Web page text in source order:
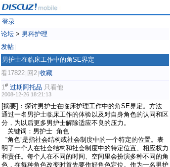
登录
论坛 > 男科护理
发帖
男护士在临床工作中的角SE界定
看17822 回2 收藏
1# 过期阿托品 只看他
2008-12-26 18:21:13
[摘要]：探讨男护士在临床护理工作中的角SE界定。方法
通过一名男护士临床工作的体验以及对自身角色的认同和区
分，为以后更多男护士解除适应不良的压力。
关键词：男护士 角色
“角色”是指社会结构或社会制度中的一个特定的位置。表
明了一个人在社会结构和社会制度中的特定位置、相应权力
和责任。每个人在不同的时间、空间里会扮演多种不同的角
色，在每种角色改变时首先要作好角色定位。作为一名男护